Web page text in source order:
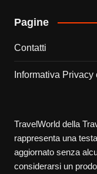
Pagine
Contatti
Informativa
TravelWorld della
rappresenta una
aggiornato senza
considerarsi un